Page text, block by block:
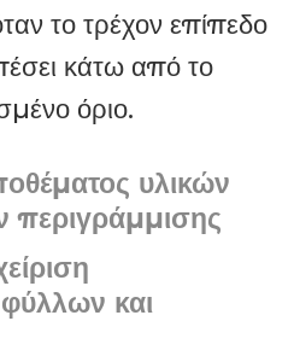
το τρέχον επίπεδο
κάτω από το
όριο.
υλικών
περιγράμμισης
και